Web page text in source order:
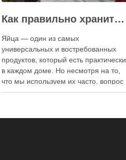
Как правильно хранить яйца: в холодильнике или на полке?
Яйца — один из самых
универсальных и востребованных
продуктов, который есть практически
в каждом доме. Но несмотря на то,
что мы используем их часто, вопрос
хранения остаётся актуальным: где